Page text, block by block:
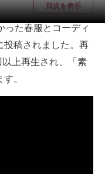
目次を表示
た春服とコーディ
投稿されました。再
上再生され、「素
。